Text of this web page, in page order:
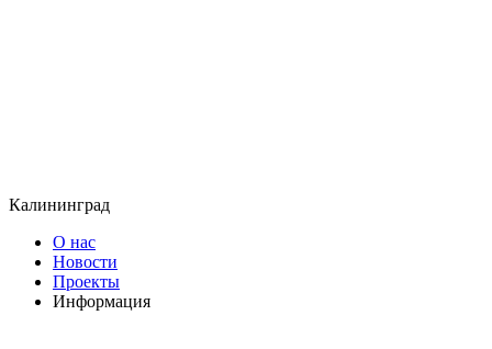
Калининград
О нас
Новости
Проекты
Информация